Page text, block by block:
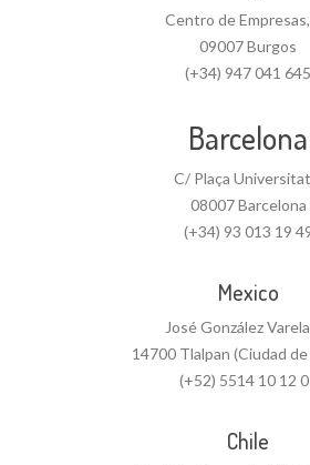
Centro de
09007 Burgos
(+34) 947 041 645
Barcelona
C/ Plaça
08007 Barcelona
(+34) 93 013 19
Mexico
José González
14700 Tlalpan (Ciudad
(+52) 5514 10 12
Chile